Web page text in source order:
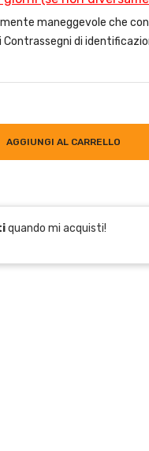
maneggevole che
Contrassegni di
AGGIUNGI AL CARRELLO
quando mi acquisti!